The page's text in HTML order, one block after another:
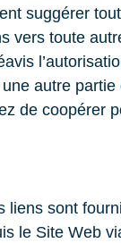
suggérer
vers toute
autre
de coopérer
liens sont
le Site Web